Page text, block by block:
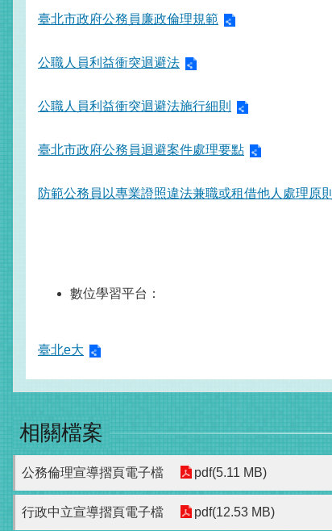
臺北市政府公務員廉政倫理規範
公職人員利益衝突迴避法
公職人員利益衝突迴避法施行細則
臺北市政府公務員迴避案件處理要點
防範公務員以專業證照違法兼職或租借他人處理原則
數位學習平台：
臺北e大
相關檔案
公務倫理宣導摺頁電子檔 pdf(5.11 MB)
行政中立宣導摺頁電子檔 pdf(12.53 MB)